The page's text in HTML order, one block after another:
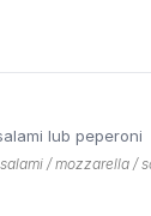
lub peperoni
/ mozzarella /